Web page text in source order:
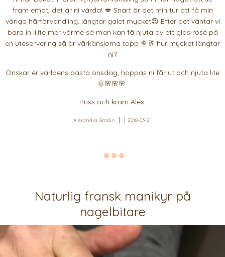
fram emot, det är ni värda! 💋 Snart är det min tur att få min
våriga hårförvandling, längtar galet mycket😍 Efter det väntar vi
bara in liiite mer värme så man kan få njuta av ett glas rosé på
en uteservering så är vårkänslorna topp 🌞🥂 hur mycket längtar
ni?
Önskar er världens bästa onsdag, hoppas ni får ut och njuta lite
🌞🌸🌸🌸
Puss och kram Alex
Alexandra Gradin 2018-03-21
Naturlig fransk manikyr på
nagelbitare